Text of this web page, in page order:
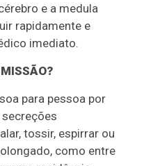
e a medula
rapidamente e
imediato.
para pessoa por
tossir, espirrar ou
como entre